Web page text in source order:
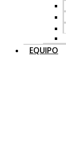
EQUIPO